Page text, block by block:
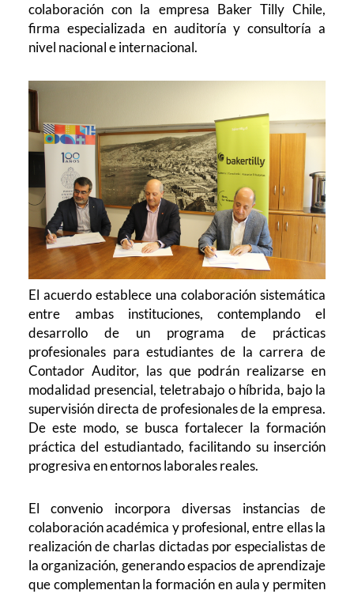
colaboración con la empresa Baker Tilly Chile,
firma especializada en auditoría y consultoría a
nivel nacional e internacional.
El acuerdo establece una colaboración sistemática
entre ambas instituciones, contemplando el
desarrollo de un programa de prácticas
profesionales para estudiantes de la carrera de
Contador Auditor, las que podrán realizarse en
modalidad presencial, teletrabajo o híbrida, bajo la
supervisión directa de profesionales de la empresa.
De este modo, se busca fortalecer la formación
práctica del estudiantado, facilitando su inserción
progresiva en entornos laborales reales.
El convenio incorpora diversas instancias de
colaboración académica y profesional, entre ellas la
realización de charlas dictadas por especialistas de
la organización, generando espacios de aprendizaje
que complementan la formación en aula y permiten